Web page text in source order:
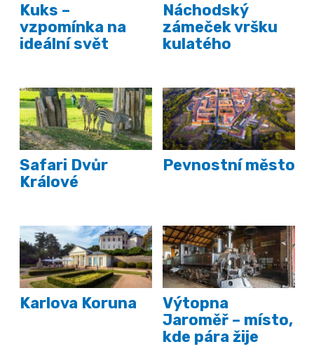
Kuks –
vzpomínka na
ideální svět
Náchodský
zámeček vršku
kulatého
Safari Dvůr
Králové
Pevnostní město
Karlova Koruna
Výtopna
Jaroměř – místo,
kde pára žije